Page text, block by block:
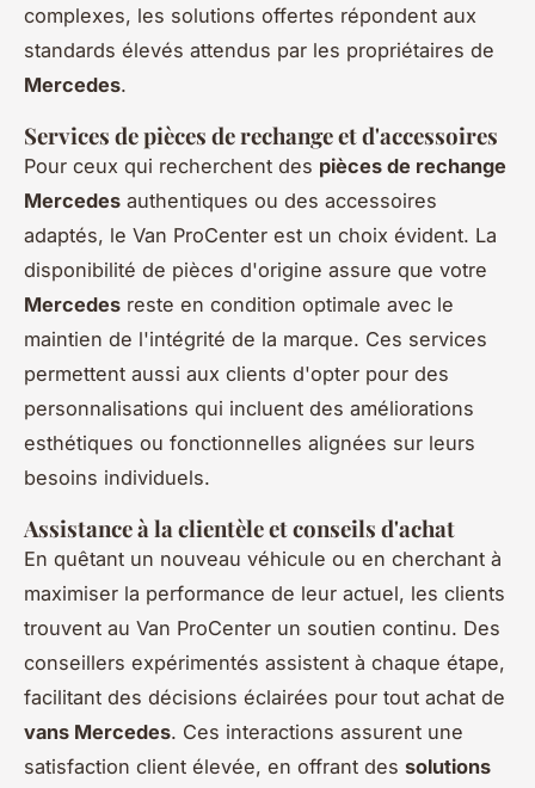
complexes, les solutions offertes répondent aux
standards élevés attendus par les propriétaires de
Mercedes.
Services de pièces de rechange et d'accessoires
Pour ceux qui recherchent des pièces de rechange
Mercedes authentiques ou des accessoires
adaptés, le Van ProCenter est un choix évident. La
disponibilité de pièces d'origine assure que votre
Mercedes reste en condition optimale avec le
maintien de l'intégrité de la marque. Ces services
permettent aussi aux clients d'opter pour des
personnalisations qui incluent des améliorations
esthétiques ou fonctionnelles alignées sur leurs
besoins individuels.
Assistance à la clientèle et conseils d'achat
En quêtant un nouveau véhicule ou en cherchant à
maximiser la performance de leur actuel, les clients
trouvent au Van ProCenter un soutien continu. Des
conseillers expérimentés assistent à chaque étape,
facilitant des décisions éclairées pour tout achat de
vans Mercedes. Ces interactions assurent une
satisfaction client élevée, en offrant des solutions